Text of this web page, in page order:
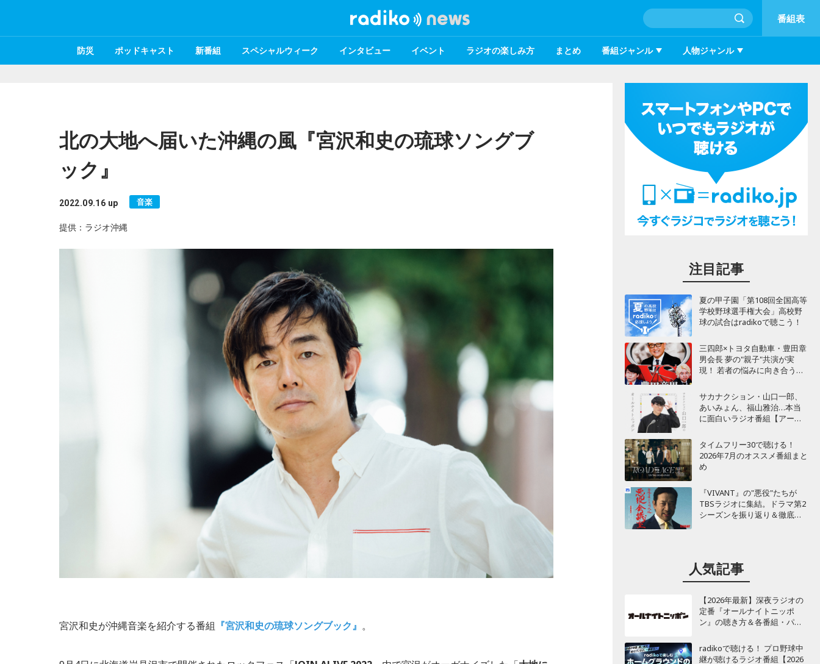
番組表
防災 ポッドキャスト 新番組 スペシャルウィーク インタビュー イベント ラジオの楽しみ方 まとめ 番組ジャンル 人物ジャンル
北の大地へ届いた沖縄の風『宮沢和史の琉球ソングブ
ック』
2022.09.16 up 音楽
提供：ラジオ沖縄
宮沢和史が沖縄音楽を紹介する番組 『宮沢和史の琉球ソングブック』 。
注目記事
夏の甲子園「第108回全国高等
学校野球選手権大会」高校野
球の試合はradikoで聴こう！
三四郎×トヨタ自動車・豊田章
男会長 夢の"親子"共演が実
現！ 若者の悩みに向き合うポ
サカナクション・山口一郎、
あいみょん、福山雅治…本当
に面白いラジオ番組【アーテ
タイムフリー30で聴ける！
2026年7月のオススメ番組まと
め
『VIVANT』の"悪役"たちが
TBSラジオに集結。ドラマ第2
シーズンを振り返り＆徹底考
人気記事
【2026年最新】深夜ラジオの
定番『オールナイトニッポ
ン』の聴き方＆各番組・パー
radikoで聴ける！ プロ野球中
継が聴けるラジオ番組【2026